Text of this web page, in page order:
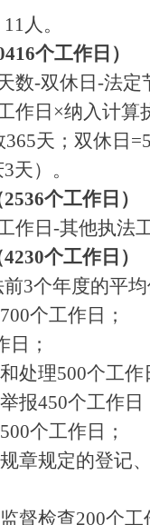
人。
个工作日）
数-双休日-法定
作日×纳入计算
天；双休日
天）。
个工作日）
作日-其他执法
个工作日）
3个年度的平
个工作日；
日；
处理500个工作
报450个工作日
个工作日；
章规定的登记
督检查200个工